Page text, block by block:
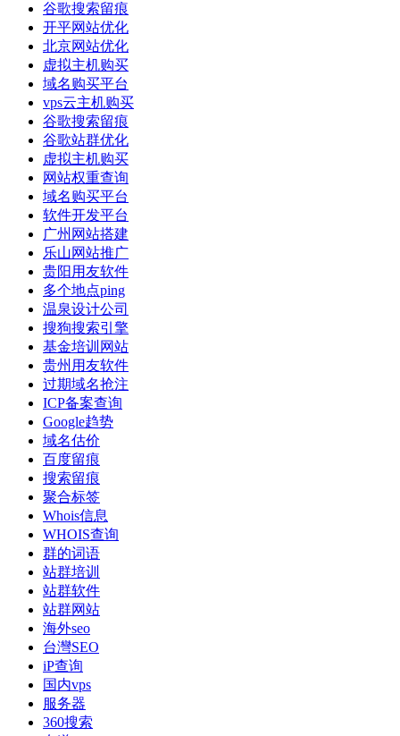
谷歌搜索留痕
开平网站优化
北京网站优化
虚拟主机购买
域名购买平台
vps云主机购买
谷歌搜索留痕
谷歌站群优化
虚拟主机购买
网站权重查询
域名购买平台
软件开发平台
广州网站搭建
乐山网站推广
贵阳用友软件
多个地点ping
温泉设计公司
搜狗搜索引擎
基金培训网站
贵州用友软件
过期域名抢注
ICP备案查询
Google趋势
域名估价
百度留痕
搜索留痕
聚合标签
Whois信息
WHOIS查询
群的词语
站群培训
站群软件
站群网站
海外seo
台灣SEO
iP查询
国内vps
服务器
360搜索